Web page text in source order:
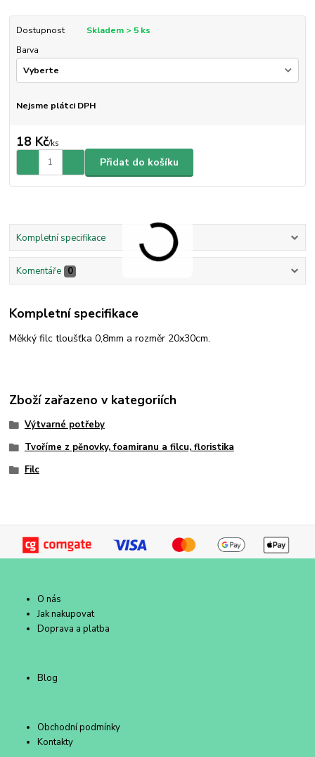
Dostupnost
Skladem > 5 ks
Barva
Nejsme plátci DPH
18 Kč/ks
Přidat do košíku
Kompletní specifikace
Komentáře 0
Kompletní specifikace
Měkký filc tloušťka 0,8mm a rozměr 20x30cm.
Zboží zařazeno v kategoriích
Výtvarné potřeby
Tvoříme z pěnovky, foamiranu a filcu, floristika
Filc
O nás
Jak nakupovat
Doprava a platba
Blog
Obchodní podmínky
Kontakty